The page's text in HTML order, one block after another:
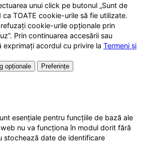
unui click pe butonul „Sunt de
TOATE cookie-urile să fie utilizate.
cookie-urile opționale prin
Prin continuarea accesării sau
exprimați acordul cu privire la Termeni și
opționale
Preferințe
esențiale pentru funcțiile de bază ale
nu va funcționa în modul dorit fără
stochează date de identificare